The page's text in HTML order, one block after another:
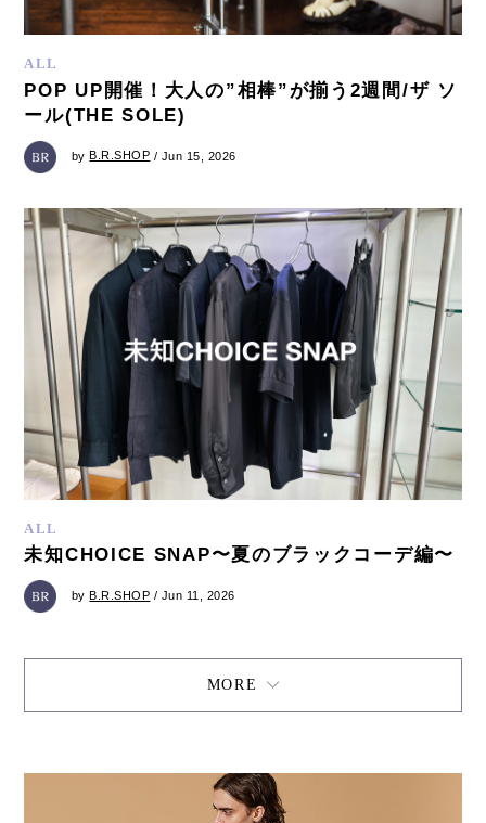
ALL
POP UP開催！大人の”相棒”が揃う2週間/ザ ソ
ール(THE SOLE)
by B.R.SHOP / Jun 15, 2026
ALL
未知CHOICE SNAP〜夏のブラックコーデ編〜
byB.R.SHOP / Jun 11, 2026
MORE